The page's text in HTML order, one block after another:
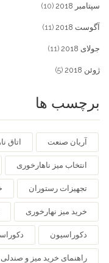
سپتامبر 2018 (10)
آگوست 2018 (11)
جولای 2018 (11)
ژوئن 2018 (5)
برچسب ها
آریان صنعت اتاق
انتخاب میز ناهارخوری
تجهیزات رستوران
خرید میز نهارخوری
دکوراسیون
راهنمای خرید میز و صندلی